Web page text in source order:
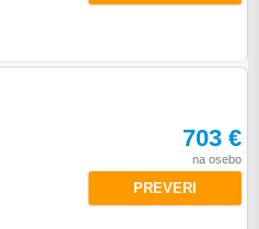
703 €
na osebo
PREVERI